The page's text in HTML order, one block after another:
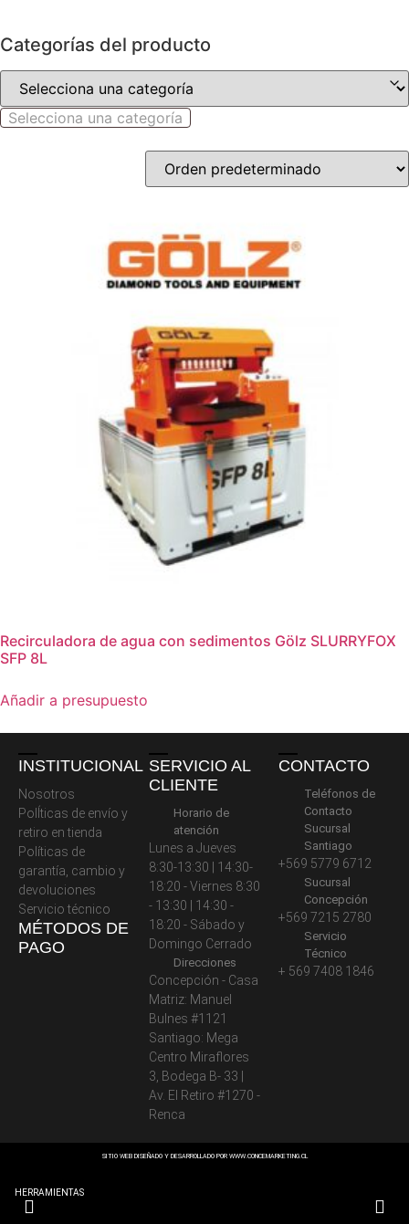
Categorías del producto
Selecciona una categoría
Recirculadora de agua con sedimentos Gölz SLURRYFOX
SFP 8L
Añadir a presupuesto
INSTITUCIONAL
Nosotros
PolÍticas de envío y
retiro en tienda
Políticas de
garantía, cambio y
devoluciones
Servicio técnico
MÉTODOS DE
PAGO
SERVICIO AL
CLIENTE
Horario de
atención
Lunes a Jueves
8:30-13:30 | 14:30-
18:20 - Viernes 8:30
- 13:30 | 14:30 -
18:20 - Sábado y
Domingo Cerrado
Direcciones
Concepción - Casa
Matriz: Manuel
Bulnes #1121
Santiago: Mega
Centro Miraflores
3, Bodega B- 33 |
Av. El Retiro #1270 -
Renca
CONTACTO
Teléfonos de
Contacto
Sucursal
Santiago
+569 5779 6712
Sucursal
Concepción
+569 7215 2780
Servicio
Técnico
+ 569 7408 1846
SITIO WEB DISEÑADO Y DESARROLLADO POR WWW.CONCEMARKETING.CL
HERRAMIENTAS